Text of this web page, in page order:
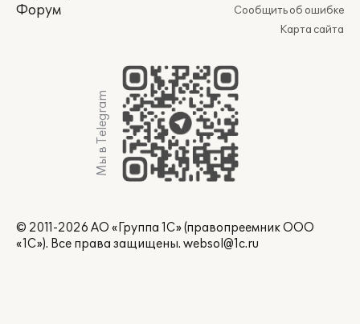
Форум
Сообщить об ошибке
Карта сайта
Мы в Telegram
© 2011-2026 АО «Группа 1С» (правопреемник ООО
«1С»). Все права защищены. websol@1c.ru